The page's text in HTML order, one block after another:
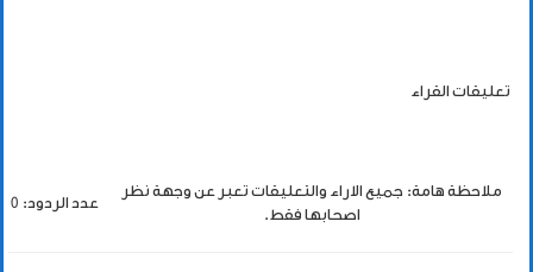
تعليقات القراء
ملاحظة هامة: جميع الاراء والتعليقات تعبر عن وجهة نظر
اصحابها فقط.
عدد الردود: 0